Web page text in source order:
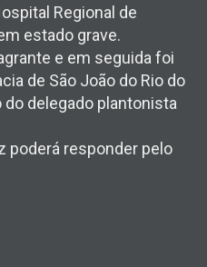
Regional de
estado grave.
e em seguida foi
de São João do Rio do
delegado plantonista
poderá responder pelo